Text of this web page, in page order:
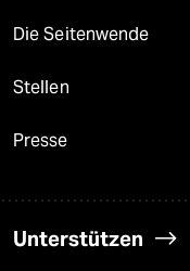
Die Seitenwende
Stellen
Presse
Unterstützen